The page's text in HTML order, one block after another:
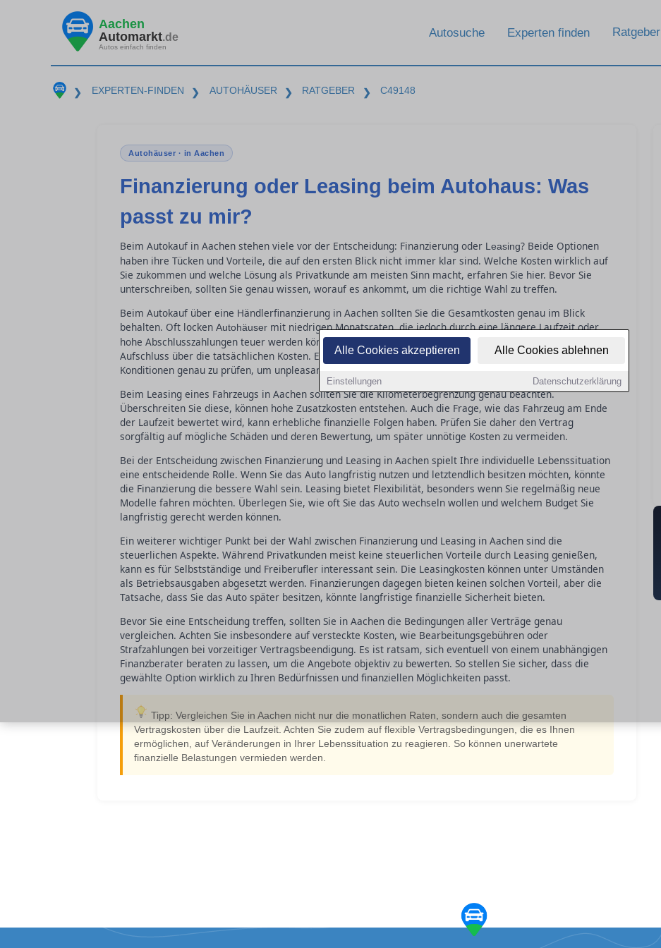
Alle Cookies akzeptieren Alle Cookies ablehnen
Einstellungen Datenschutzerklärung
Aachen
Automarkt.de
Autos einfach finden
Autosuche Experten finden Ratgeber
❯ EXPERTEN-FINDEN ❯ AUTOHÄUSER ❯ RATGEBER ❯ C49148
Autohäuser · in Aachen
Finanzierung oder Leasing beim Autohaus: Was
passt zu mir?
Beim Autokauf in Aachen stehen viele vor der Entscheidung: Finanzierung oder Leasing? Beide Optionen
haben ihre Tücken und Vorteile, die auf den ersten Blick nicht immer klar sind. Welche Kosten wirklich auf
Sie zukommen und welche Lösung als Privatkunde am meisten Sinn macht, erfahren Sie hier. Bevor Sie
unterschreiben, sollten Sie genau wissen, worauf es ankommt, um die richtige Wahl zu treffen.
Beim Autokauf über eine Händlerfinanzierung in Aachen sollten Sie die Gesamtkosten genau im Blick
behalten. Oft locken Autohäuser mit niedrigen Monatsraten, die jedoch durch eine längere Laufzeit oder
hohe Abschlusszahlungen teuer werden können. Ein kritischer Blick auf den effektiven Jahreszins gibt
Aufschluss über die tatsächlichen Kosten. Es lohnt sich, verschiedene Angebote zu vergleichen und die
Konditionen genau zu prüfen, um unpleasant surprises zu vermeiden.
Beim Leasing eines Fahrzeugs in Aachen sollten Sie die Kilometerbegrenzung genau beachten.
Überschreiten Sie diese, können hohe Zusatzkosten entstehen. Auch die Frage, wie das Fahrzeug am Ende
der Laufzeit bewertet wird, kann erhebliche finanzielle Folgen haben. Prüfen Sie daher den Vertrag
sorgfältig auf mögliche Schäden und deren Bewertung, um später unnötige Kosten zu vermeiden.
Bei der Entscheidung zwischen Finanzierung und Leasing in Aachen spielt Ihre individuelle Lebenssituation
eine entscheidende Rolle. Wenn Sie das Auto langfristig nutzen und letztendlich besitzen möchten, könnte
die Finanzierung die bessere Wahl sein. Leasing bietet Flexibilität, besonders wenn Sie regelmäßig neue
Modelle fahren möchten. Überlegen Sie, wie oft Sie das Auto wechseln wollen und welchem Budget Sie
langfristig gerecht werden können.
Ein weiterer wichtiger Punkt bei der Wahl zwischen Finanzierung und Leasing in Aachen sind die
steuerlichen Aspekte. Während Privatkunden meist keine steuerlichen Vorteile durch Leasing genießen,
kann es für Selbstständige und Freiberufler interessant sein. Die Leasingkosten können unter Umständen
als Betriebsausgaben abgesetzt werden. Finanzierungen dagegen bieten keinen solchen Vorteil, aber die
Tatsache, dass Sie das Auto später besitzen, könnte langfristige finanzielle Sicherheit bieten.
Bevor Sie eine Entscheidung treffen, sollten Sie in Aachen die Bedingungen aller Verträge genau
vergleichen. Achten Sie insbesondere auf versteckte Kosten, wie Bearbeitungsgebühren oder
Strafzahlungen bei vorzeitiger Vertragsbeendigung. Es ist ratsam, sich eventuell von einem unabhängigen
Finanzberater beraten zu lassen, um die Angebote objektiv zu bewerten. So stellen Sie sicher, dass die
gewählte Option wirklich zu Ihren Bedürfnissen und finanziellen Möglichkeiten passt.
Tipp: Vergleichen Sie in Aachen nicht nur die monatlichen Raten, sondern auch die gesamten
Vertragskosten über die Laufzeit. Achten Sie zudem auf flexible Vertragsbedingungen, die es Ihnen
ermöglichen, auf Veränderungen in Ihrer Lebenssituation zu reagieren. So können unerwartete
finanzielle Belastungen vermieden werden.